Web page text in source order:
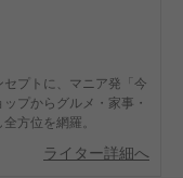
セプトに、マニア発「今
プからグルメ・家事・
方位を網羅。
ライター詳細へ